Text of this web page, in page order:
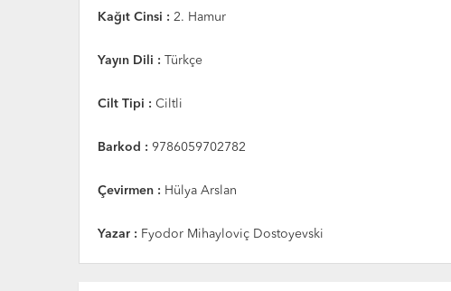
Kağıt Cinsi : 2. Hamur
Yayın Dili : Türkçe
Cilt Tipi : Ciltli
Barkod : 9786059702782
Çevirmen : Hülya Arslan
Yazar : Fyodor Mihayloviç Dostoyevski